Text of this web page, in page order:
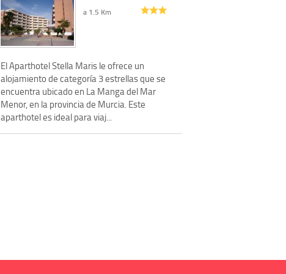
a 1.5 Km
El Aparthotel Stella Maris le ofrece un
alojamiento de categoría 3 estrellas que se
encuentra ubicado en La Manga del Mar
Menor, en la provincia de Murcia. Este
aparthotel es ideal para viaj...